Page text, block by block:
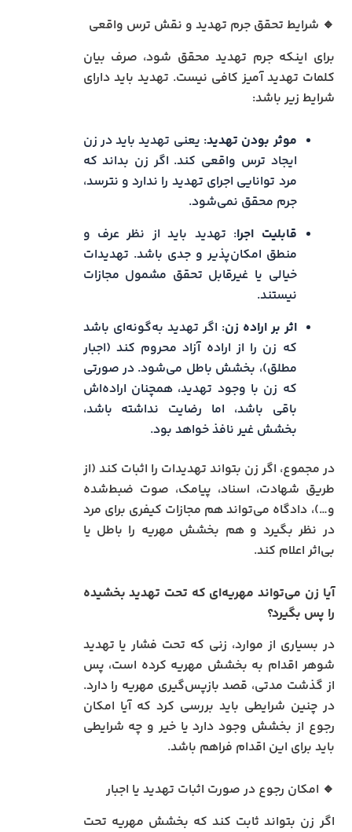
🔹 شرایط تحقق جرم تهدید و نقش ترس واقعی
برای اینکه جرم تهدید محقق شود، صرف بیان
کلمات تهدید آمیز کافی نیست. تهدید باید دارای
شرایط زیر باشد:
موثر بودن تهدید: یعنی تهدید باید در زن
ایجاد ترس واقعی کند. اگر زن بداند که
مرد توانایی اجرای تهدید را ندارد و نترسد،
جرم محقق نمی‌شود.
قابلیت اجرا: تهدید باید از نظر عرف و
منطق امکان‌پذیر و جدی باشد. تهدیدات
خیالی یا غیرقابل تحقق مشمول مجازات
نیستند.
اثر بر اراده زن: اگر تهدید به‌گونه‌ای باشد
که زن را از اراده آزاد محروم کند (اجبار
مطلق)، بخشش باطل می‌شود. در صورتی
که زن با وجود تهدید، همچنان اراده‌اش
باقی باشد، اما رضایت نداشته باشد،
بخشش غیر نافذ خواهد بود.
در مجموع، اگر زن بتواند تهدیدات را اثبات کند (از
طریق شهادت، اسناد، پیامک، صوت ضبط‌شده
و…)، دادگاه می‌تواند هم مجازات کیفری برای مرد
در نظر بگیرد و هم بخشش مهریه را باطل یا
بی‌اثر اعلام کند.
آیا زن می‌تواند مهریه‌ای که تحت تهدید بخشیده
را پس بگیرد؟
در بسیاری از موارد، زنی که تحت فشار یا تهدید
شوهر اقدام به بخشش مهریه کرده است، پس
از گذشت مدتی، قصد بازپس‌گیری مهریه را دارد.
در چنین شرایطی باید بررسی کرد که آیا امکان
رجوع از بخشش وجود دارد یا خیر و چه شرایطی
باید برای این اقدام فراهم باشد.
🔹 امکان رجوع در صورت اثبات تهدید یا اجبار
اگر زن بتواند ثابت کند که بخشش مهریه تحت